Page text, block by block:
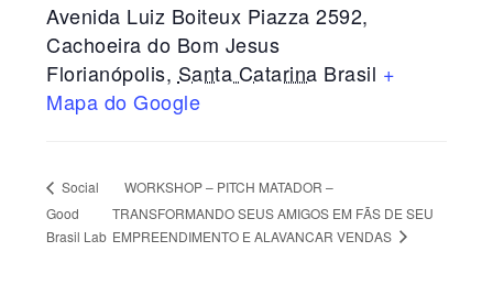
Avenida Luiz Boiteux Piazza 2592,
Cachoeira do Bom Jesus
Florianópolis, Santa Catarina Brasil +
Mapa do Google
Social
Good
Brasil Lab
WORKSHOP – PITCH MATADOR –
TRANSFORMANDO SEUS AMIGOS EM FÃS DE SEU
EMPREENDIMENTO E ALAVANCAR VENDAS